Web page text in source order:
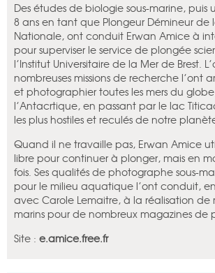
Des études de biologie sous-marine, puis
8 ans en tant que Plongeur Démineur de
Nationale, ont conduit Erwan Amice à
pour superviser le service de plongée
l’Institut Universitaire de la Mer de Brest.
nombreuses missions de recherche l’ont
et photographier toutes les mers du
l’Antacrtique, en passant par le lac
les plus hostiles et reculés de notre
Quand il ne travaille pas, Erwan Amice
libre pour continuer à plonger, mais en
fois. Ses qualités de photographe sous-
pour le milieu aquatique l’ont conduit,
avec Carole Lemaitre, à la réalisation de
marins pour de nombreux magazines de
Site : e.amice.free.fr